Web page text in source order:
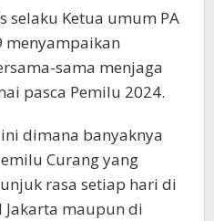
selaku Ketua umum PA
menyampaikan
sama menjaga
pasca Pemilu 2024.
dimana banyaknya
Curang yang
rasa setiap hari di
Jakarta maupun di